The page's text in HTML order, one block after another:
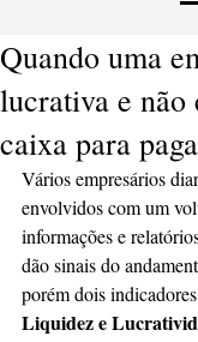
Quando uma
lucrativa e não
caixa para
Vários empresários
envolvidos com um
informações e
dão sinais do
porém dois
Liquidez e